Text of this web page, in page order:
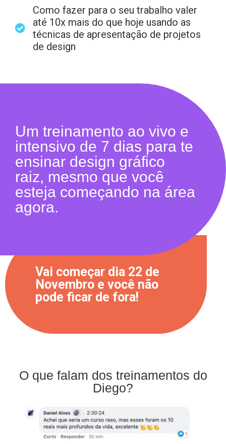
Como fazer para o seu trabalho valer
até 10x mais do que hoje usando as
técnicas de apresentação de projetos
de design
Um treinamento ao vivo e
intensivo de 7 dias para te
ensinar design gráfico
raiz, mesmo que você
esteja começando na área
agora.
Vai começar dia 22 de
Novembro e você não
pode ficar de fora!
O que falam dos treinamentos do
Diego?